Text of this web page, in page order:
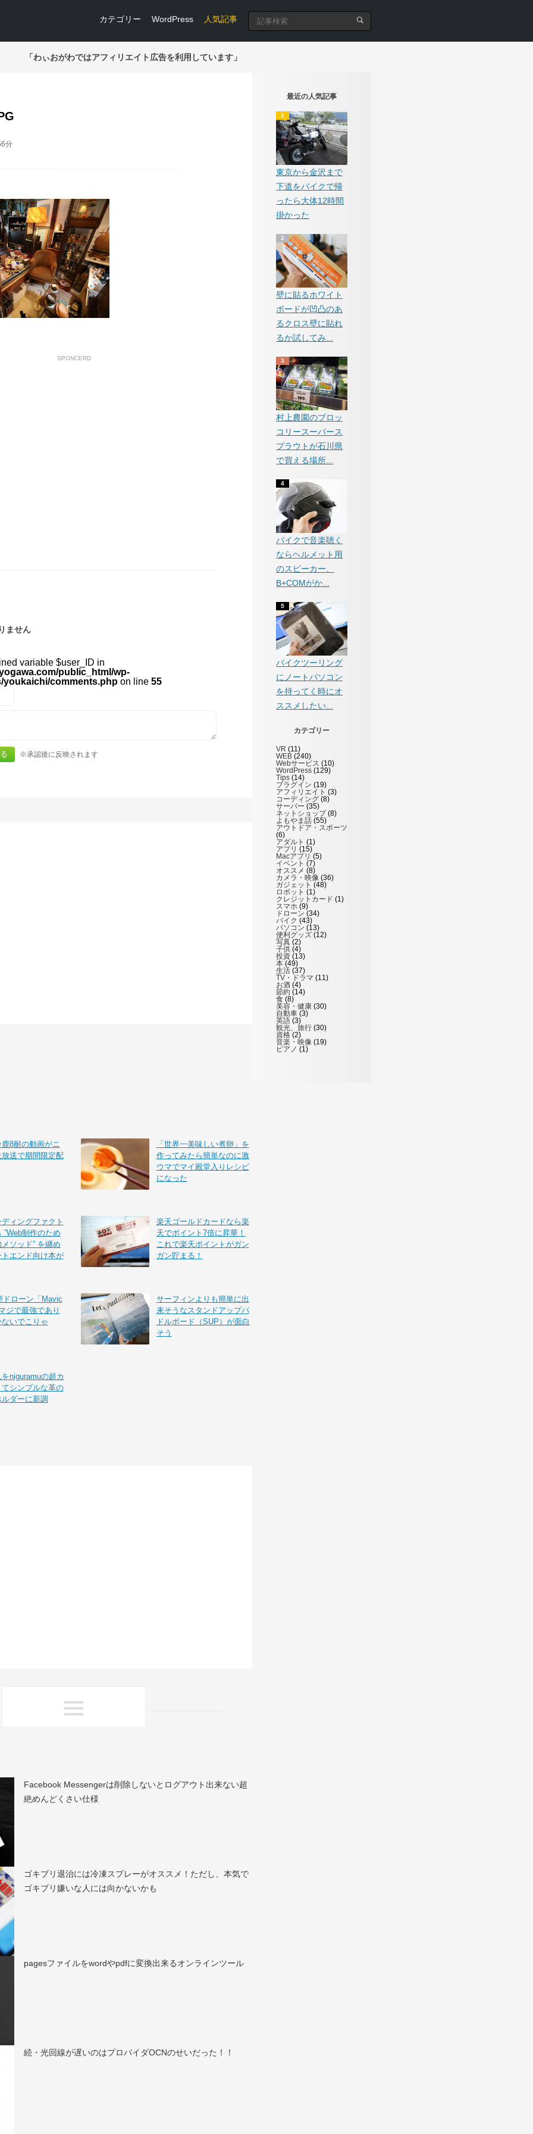
カテゴリー WordPress 人気記事
「わぃおがわではアフィリエイト広告を利用しています」
分
SPONCERD
ません
variable $user_ID in
public_html/wp-
youkaichi/comments.php on line 55
※承認後に反映されます
8耐の動画がニ
送で期間限定配
「世界一美味しい煮卵」を
作ってみたら簡単なのに激
ウマでマイ殿堂入りレシピ
になった
ィングファクト
”Web制作のため
ソッド” を纏め
エンド向け本が
楽天ゴールドカードなら楽
天でポイント7倍に昇華！
これで楽天ポイントがガン
ガン貯まる！
ドローン「Mavic
ジで最強であり
いでこりゃ
サーフィンよりも簡単に出
来そうなスタンドアップパ
ドルボード（SUP）が面白
そう
niguramuの超カ
シンプルな革の
ダーに新調
Facebook Messengerは削除しないとログアウト出来ない超
絶めんどくさい仕様
ゴキブリ退治には冷凍スプレーがオススメ！ただし、本気で
ゴキブリ嫌いな人には向かないかも
pagesファイルをwordやpdfに変換出来るオンラインツール
続・光回線が遅いのはプロバイダOCNのせいだった！！
最近の人気記事
東京から金沢まで
下道をバイクで帰
ったら大体12時間
掛かった
壁に貼るホワイト
ボードが凹凸のあ
るクロス壁に貼れ
るか試してみ...
村上農園のブロッ
コリースーパース
プラウトが石川県
で買える場所...
バイクで音楽聴く
ならヘルメット用
のスピーカー、
B+COMがか...
バイクツーリング
にノートパソコン
を持ってく時にオ
ススメしたい...
カテゴリー
VR (11)
WEB (240)
Webサービス (10)
WordPress (129)
Tips (14)
プラグイン (19)
アフィリエイト (3)
コーディング (8)
サーバー (35)
ネットショップ(8)
よもやま話 (55)
アウトドア・スポーツ
(6)
アダルト (1)
アプリ (15)
Macアプリ (5)
イベント (7)
オススメ (8)
カメラ・映像 (36)
ガジェット (48)
ロボット (1)
クレジットカード (1)
スマホ (9)
ドローン (34)
バイク (43)
パソコン (13)
便利グッズ (12)
写真 (2)
子供 (4)
投資 (13)
本 (49)
生活 (37)
TV・ドラマ (11)
お酒 (4)
節約 (14)
食 (8)
美容・健康 (30)
自動車 (3)
英語 (3)
観光、旅行 (30)
資格 (2)
音楽・映像 (19)
ピアノ (1)